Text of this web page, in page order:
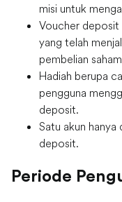
misi untuk
Voucher deposit
yang telah
pembelian
Hadiah berupa
pengguna
deposit.
Satu akun
deposit.
Periode